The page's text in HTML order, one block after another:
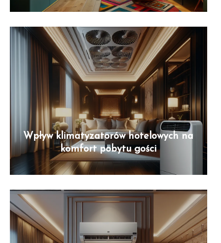
Wpływ klimatyzatorów hotelowych na
komfort pobytu gości